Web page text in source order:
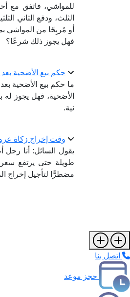
للمواشي، فاتفق مع
الثلث، ودفع الثاني
أو مُربِحًا من المواشي
فهل يجوز ذلك شرعًا؟
حكم بيع الأضحية
ما حكم بيع الأضحية
الأضحية، فهل يجوز له
نية.
وقت إخراج زكاة
يقول السائل: أنا
طويلة حتى يرتفع سعر
مضطرًّا لتأجيل إخراج
اتصل بنا
حجز موعد